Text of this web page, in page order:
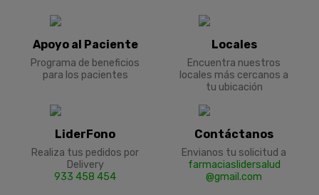
Apoyo al Paciente
Programa de beneficios
para los pacientes
Locales
Encuentra nuestros
locales más cercanos a
tu ubicación
LiderFono
Realiza tus pedidos por
Delivery
933 458 454
Contáctanos
Envianos tu solicitud a
farmaciaslidersalud
@gmail.com